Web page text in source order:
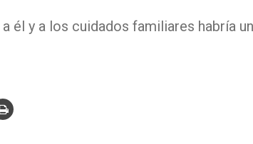
él y a los cuidados familiares habría